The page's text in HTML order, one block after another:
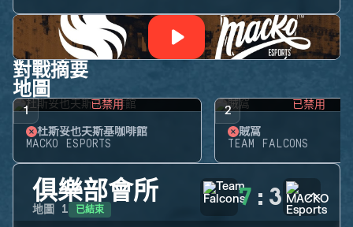
對戰摘要
地圖
1 已禁用
杜斯妥也夫斯基咖啡館
MACKO ESPORTS
2 已禁用
賊窩
TEAM FALCONS
俱樂部會所
地圖 1 已結束 7 : 3